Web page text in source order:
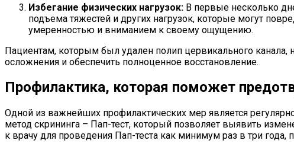
Избегание физических нагрузок: В первые несколько
подъема тяжестей и других нагрузок, которые могут
умеренностью и вниманием к своему ощущению.
Пациентам, которым был удален полип цервикального канала,
осложнения и обеспечить полноценное восстановление.
Профилактика, которая поможет
Одной из важнейших профилактических мер является
метод скрининга – Пап-тест, который позволяет выявить
к врачу для проведения Пап-теста как минимум раз в три года,